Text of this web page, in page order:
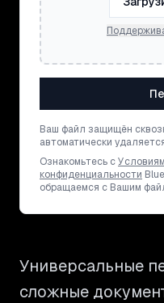
Ваш файл защищён
автоматически
Ознакомьтесь с
конфиденциальности
обращаемся с Вашим
Универсальные
сложные